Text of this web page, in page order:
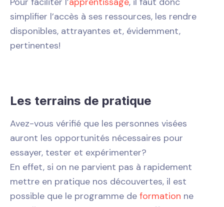
simplifier l’accès à ses ressources, les rendre
disponibles, attrayantes et, évidemment,
pertinentes!
Les terrains de pratique
Avez-vous vérifié que les personnes visées
auront les opportunités nécessaires pour
essayer, tester et expérimenter?
En effet, si on ne parvient pas à rapidement
mettre en pratique nos découvertes, il est
possible que le programme de formation ne